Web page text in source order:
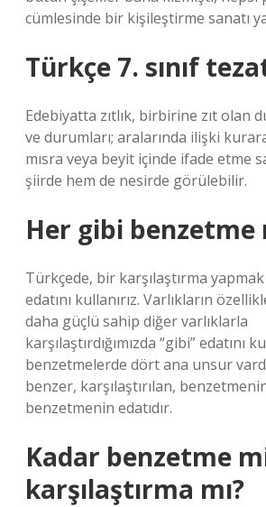
cümlesinde bir kişileştirme sanatı
Türkçe 7. sınıf
Edebiyatta zıtlık, birbirine zıt olan
ve durumları; aralarında ilişki
mısra veya beyit içinde ifade etme
şiirde hem de nesirde görülebilir.
Her gibi benzetme
Türkçede, bir karşılaştırma
edatını kullanırız. Varlıkların
daha güçlü sahip diğer varlıklarla
karşılaştırdığımızda “gibi” edatını
benzetmelerde dört ana unsur
benzer, karşılaştırılan,
benzetmenin edatıdır.
Kadar benzetme
karşılaştırma mı?